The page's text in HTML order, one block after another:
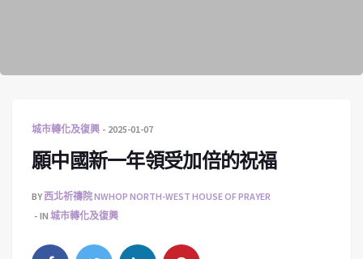
城市轉化及復興 2025-01-07
願中國新一年領受加倍的祝福
BY西北祈禱院 NWHOP NORTH-WEST HOUSE OF PRAYER
IN 城市轉化及復興